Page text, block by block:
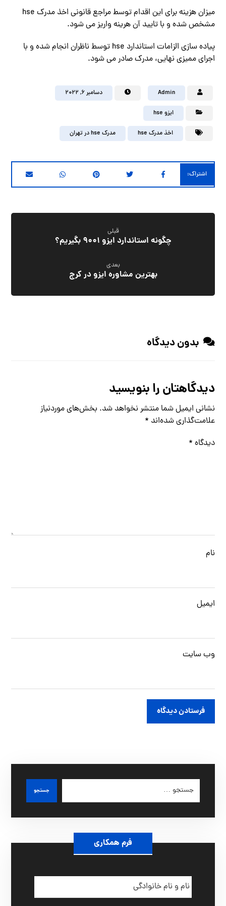
میزان هزینه برای این اقدام توسط مراجع قانونی اخذ مدرک hse
مشخص شده و با تایید آن هرینه واریز می شود.
پیاده سازی الزامات استاندارد hse توسط ناظران انجام شده و با
اجرای ممیزی نهایی، مدرک صادر می شود.
Admin دسامبر ۶, ۲۰۲۲
ایزو hse
اخذ مدرک hse مدرک hse در تهران
قبلی
چگونه استاندارد ایزو 9001 بگیریم؟
بعدی
بهترین مشاوره ایزو در کرج
بدون دیدگاه
دیدگاهتان را بنویسید
نشانی ایمیل شما منتشر نخواهد شد. بخش‌های موردنیاز
علامت‌گذاری شده‌اند *
دیدگاه *
نام
ایمیل
وب‌ سایت
فرستادن دیدگاه
جستجو
فرم همکاری
ن
ا
م